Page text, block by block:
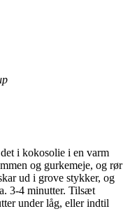
i kokosolie i en varm
og gurkemeje, og rør
ud i grove stykker, og
3-4 minutter. Tilsæt
under låg, eller indtil